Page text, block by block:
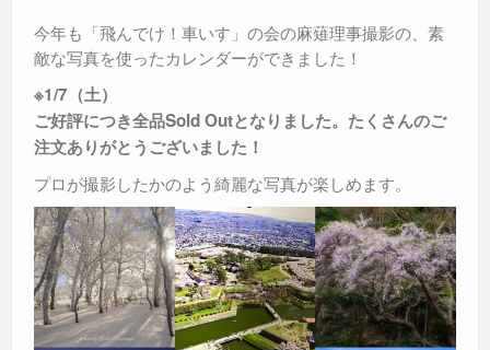
今年も「飛んでけ！車いす」の会の麻薙理事撮影の、素
敵な写真を使ったカレンダーができました！
※1/7（土）
ご好評につき全品Sold Outとなりました。たくさんのご
注文ありがとうございました！
プロが撮影したかのよう綺麗な写真が楽しめます。